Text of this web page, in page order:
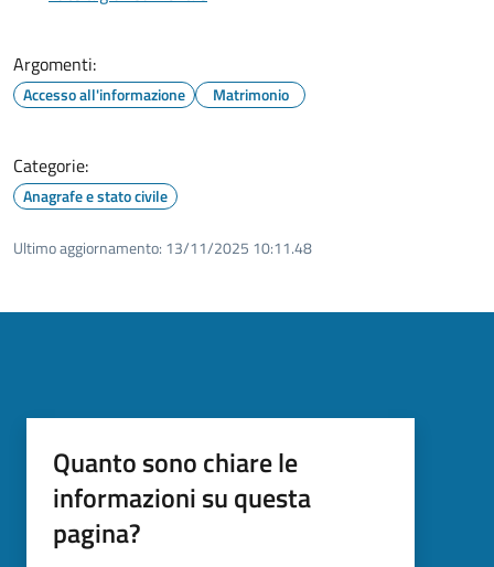
Argomenti:
Accesso all'informazione Matrimonio
Categorie:
Anagrafe e stato civile
Ultimo aggiornamento: 13/11/2025 10:11.48
Quanto sono chiare le
informazioni su questa
pagina?